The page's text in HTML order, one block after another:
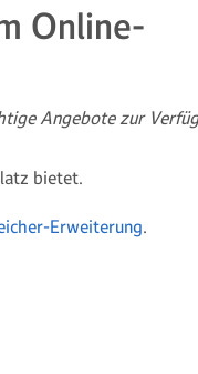
Online-
Angebote zur
bietet.
Erweiterung.